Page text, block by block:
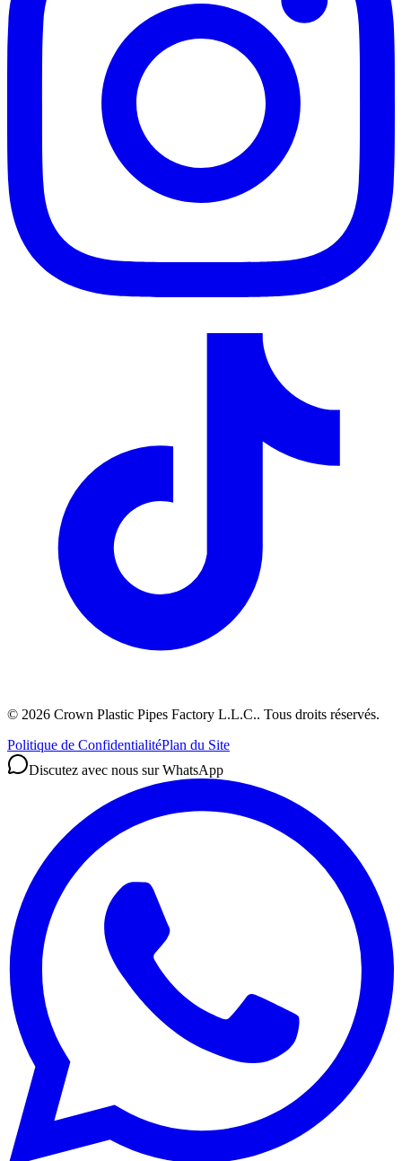
© 2026 Crown Plastic Pipes Factory L.L.C.. Tous droits réservés.
Politique de ConfidentialitéPlan du Site
Discutez avec nous sur WhatsApp